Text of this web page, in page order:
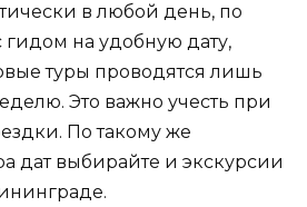
в любой день, по
гидом на удобную дату,
туры проводятся лишь
Это важно учесть при
По такому же
дат выбирайте и экскурсии